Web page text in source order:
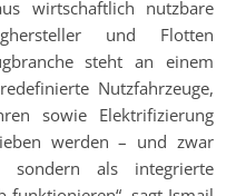
wirtschaftlich nutzbare
und Flotten
steht an einem
Nutzfahrzeuge,
sowie Elektrifizierung
werden – und zwar
sondern als integrierte